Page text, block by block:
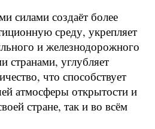
силами создаёт более
среду, укрепляет
и железнодорожного
странами, углубляет
что способствует
атмосферы открытости и
стране, так и во всём